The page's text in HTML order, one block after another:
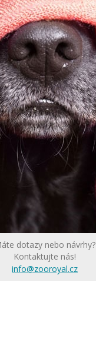
dotazy nebo návrhy?
Kontaktujte nás!
info@zooroyal.cz